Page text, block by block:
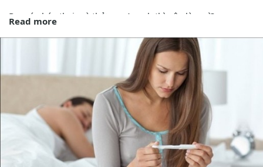
Ra máu báo thai mà thử que 1 vạch thì nên làm gì?
Điều quan trọng là không nên vội kết luận mình có thai hoặc
chưa mang thai chỉ dựa trên một lần thử que. Thay vào đó,
bạn nên theo dõi diễn biến của cơ thể và thực hiện các bước
kiểm tra phù hợp để có kết quả chính xác hơn, cụ thể:
Theo dõi đặc điểm ra máu: Ghi nhận màu sắc, lượng máu,
thời gian kéo dài và các triệu chứng đi kèm như đau bụng,
căng tức ngực hoặc chậm kinh để cung cấp thông tin khi cần
thăm khám.
Thử thai lại sau 48 - 72 giờ: Nếu đang mang thai, nồng độ β
hCG thường tăng theo thời gian và khả năng que thử phát
hiện thai sẽ cao hơn.
Read more